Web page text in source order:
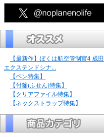
【最新作】ぼくは航空管制官4 成田
エクステンドシナ...
【ペン特集】
【付箋(ふせん)特集】
【クリアファイル特集】
【ネックストラップ特集】